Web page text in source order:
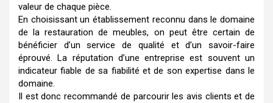
valeur de chaque pièce.
En choisissant un établissement reconnu dans le domaine
de la restauration de meubles, on peut être certain de
bénéficier d’un service de qualité et d’un savoir-faire
éprouvé. La réputation d’une entreprise est souvent un
indicateur fiable de sa fiabilité et de son expertise dans le
domaine.
Il est donc recommandé de parcourir les avis clients et de